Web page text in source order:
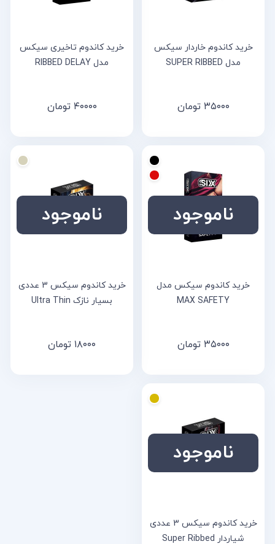
خرید کاندوم خاردار سیکس
مدل SUPER RIBBED
۳۵۰۰۰ تومان
خرید کاندوم تاخیری سیکس
مدل RIBBED DELAY
۴۰۰۰۰ تومان
ناموجود
خرید کاندوم سیکس مدل
MAX SAFETY
۳۵۰۰۰ تومان
ناموجود
خرید کاندوم سیکس 3 عددی
بسیار نازک Ultra Thin
۱۸۰۰۰ تومان
ناموجود
خرید کاندوم سیکس 3 عددی
شیاردار Super Ribbed